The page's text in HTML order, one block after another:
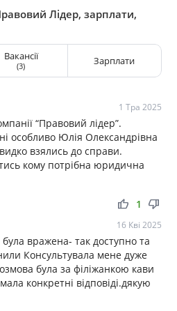
будь-якого питання.
у сфері права та
досліджує усе, щоб
в юридичному
Лідер, зарплати,
Вакансії
(3) Зарплати
1 Тра 2025
“Правовий лідер”.
особливо Юлія Олександрівна
взялись до справи.
кому потрібна юридична
thumb_up thumb_down
1
16 Кві 2025
вражена- так доступно та
Консультувала мене дуже
була за філіжанкою кави
конкретні відповіді.дякую